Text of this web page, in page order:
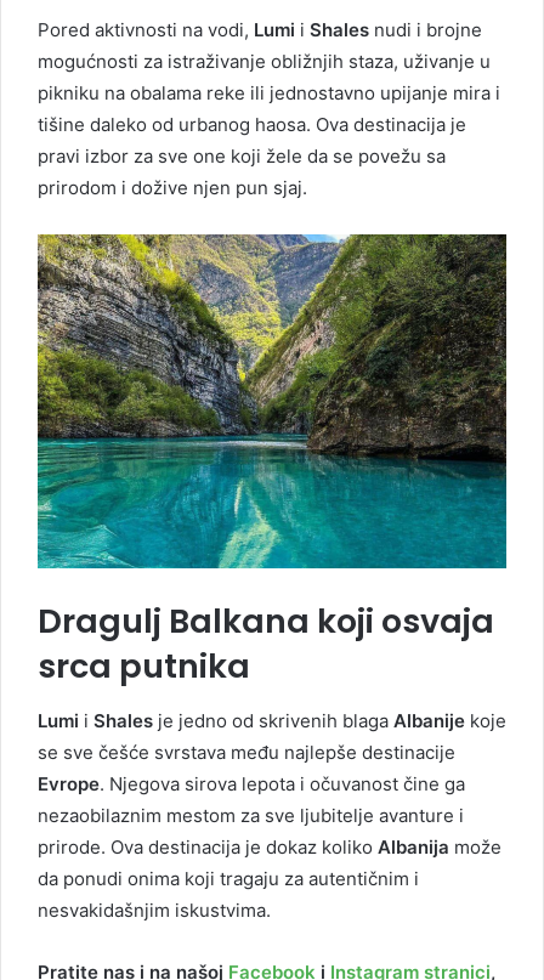
Pored aktivnosti na vodi, Lumi i Shales nudi i brojne
mogućnosti za istraživanje obližnjih staza, uživanje u
pikniku na obalama reke ili jednostavno upijanje mira i
tišine daleko od urbanog haosa. Ova destinacija je
pravi izbor za sve one koji žele da se povežu sa
prirodom i dožive njen pun sjaj.
Dragulj Balkana koji osvaja
srca putnika
Lumi i Shales je jedno od skrivenih blaga Albanije koje
se sve češće svrstava među najlepše destinacije
Evrope. Njegova sirova lepota i očuvanost čine ga
nezaobilaznim mestom za sve ljubitelje avanture i
prirode. Ova destinacija je dokaz koliko Albanija može
da ponudi onima koji tragaju za autentičnim i
nesvakidašnjim iskustvima.
Pratite nas i na našoj Facebook i Instagram stranici,